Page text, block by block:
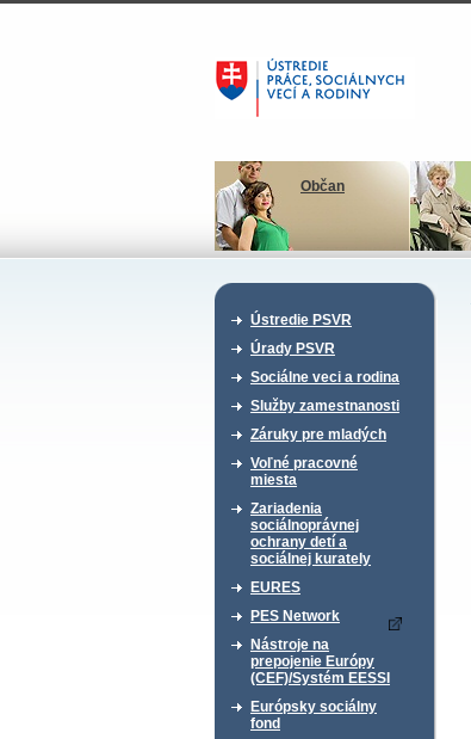
Občan
Ústredie PSVR
Úrady PSVR
Sociálne veci a rodina
Služby zamestnanosti
Záruky pre mladých
Voľné pracovné
miesta
Zariadenia
sociálnoprávnej
ochrany detí a
sociálnej kurately
EURES
PES Network
Nástroje na
prepojenie Európy
(CEF)/Systém EESSI
Európsky sociálny
fond